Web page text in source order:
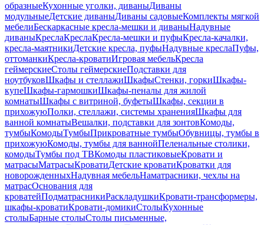
образныеКухонные уголки, диваныДиваны
модульныеДетские диваныДиваны садовыеКомплекты мягкой
мебелиБескаркасные кресла-мешки и диваныНадувные
диваныКреслаКреслаКресла-мешки и пуфыКресла-качалки,
кресла-маятникиДетские кресла, пуфыНадувные креслаПуфы,
оттоманкиКресла-кроватиИгровая мебельКресла
геймерскиеСтолы геймерскиеПодставки для
ноутбуковШкафы и стеллажиШкафыСтенки, горкиШкафы-
купеШкафы-гармошкиШкафы-пеналы для жилой
комнатыШкафы с витриной, буфетыШкафы, секции в
прихожуюПолки, стеллажи, системы храненияШкафы для
ванной комнатыВешалки, подставки для зонтовКомоды,
тумбыКомодыТумбыПрикроватные тумбыОбувницы, тумбы в
прихожуюКомоды, тумбы для ваннойПеленальные столики,
комодыТумбы под ТВКомоды пластиковыеКровати и
матрасыМатрасыКроватиДетские кроватиКроватки для
новорожденныхНадувная мебельНаматрасники, чехлы на
матрасОснования для
кроватейПодматрасникиРаскладушкиКровати-трансформеры,
шкафы-кроватиКровати-домикиСтолыКухонные
столыБарные столыСтолы письменные,